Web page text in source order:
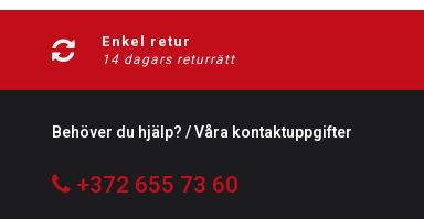
Enkel retur
14 dagars returrätt
Behöver du hjälp? / Våra kontaktuppgifter
+372 655 73 60